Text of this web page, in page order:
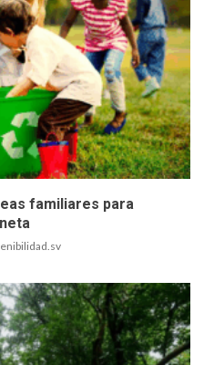
familiares para